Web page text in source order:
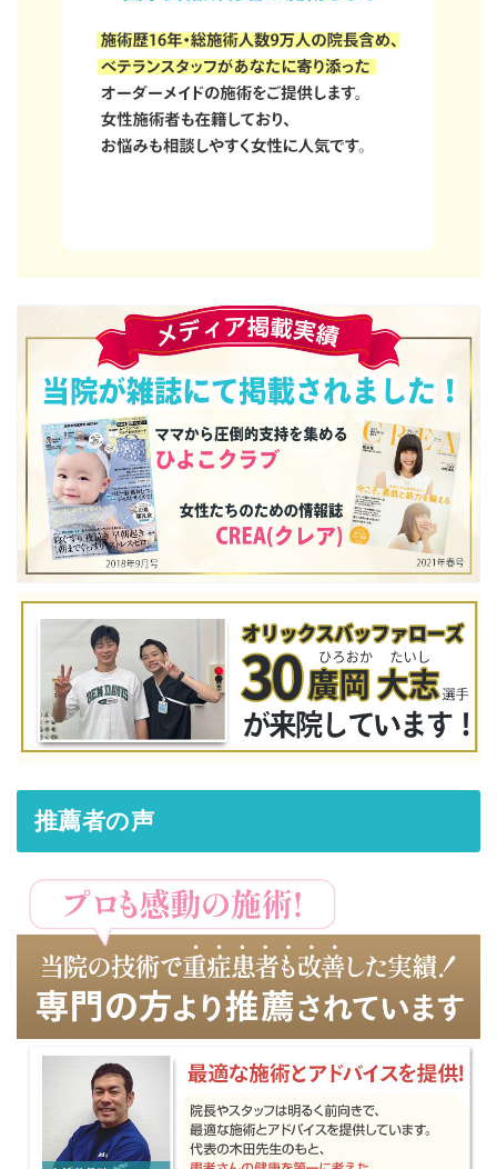
推薦者の声